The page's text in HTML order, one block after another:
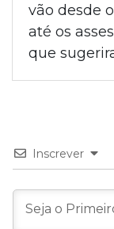
vão desde
até os
que
Inscrever